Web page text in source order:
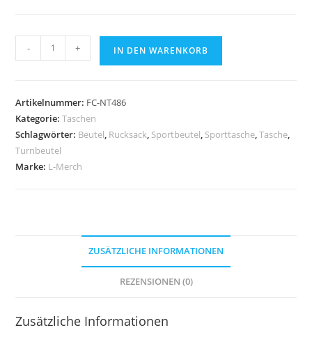
Sporttasche
Relax
- + IN DEN WARENKORB
Artikelnummer: FC-NT486
Kategorie:Taschen
Schlagwörter: Beutel, Rucksack, Sportbeutel, Sporttasche,Tasche,
Turnbeutel
Marke: L-Merch
ZUSÄTZLICHE INFORMATIONEN
REZENSIONEN (0)
Zusätzliche Informationen